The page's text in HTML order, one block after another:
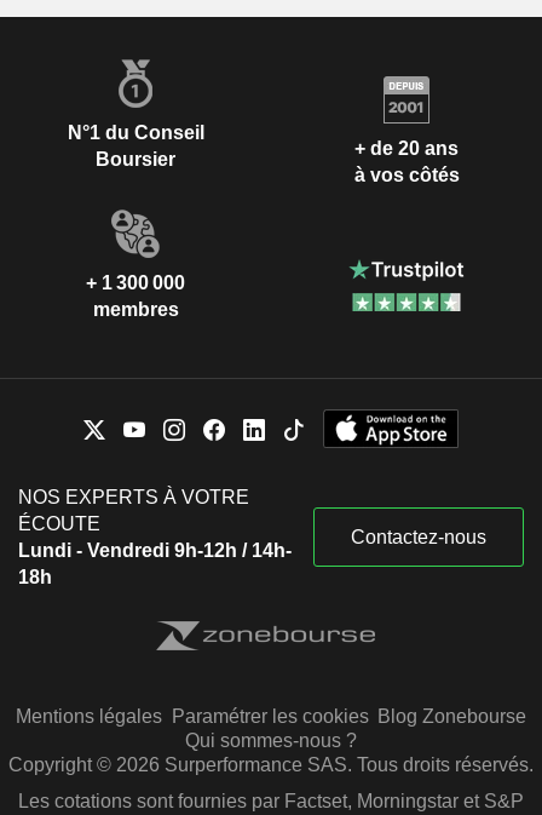
N°1 du Conseil
Boursier
+ de 20 ans
à vos côtés
+ 1 300 000
membres
NOS EXPERTS À VOTRE
ÉCOUTE
Lundi - Vendredi 9h-12h / 14h-
18h
Contactez-nous
Mentions légales Paramétrer les cookies Blog Zonebourse
Qui sommes-nous ?
Copyright © 2026 Surperformance SAS. Tous droits réservés.
Les cotations sont fournies par Factset, Morningstar et S&P